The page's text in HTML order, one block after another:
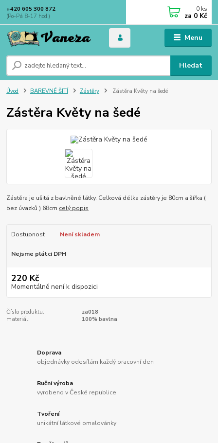
Menu
Hledat
+420 605 300 872
(Po-Pá 8-17 hod.)
0 ks
za 0 Kč
Úvod BAREVNÉ ŠITÍ Zástěry Zástěra Květy na šedé
Zástěra Květy na šedé
Zástěra je ušitá z bavlněné látky. Celková délka zástěry je 80cm a šířka (
bez úvazků ) 68cm celý popis
Dostupnost Není skladem
Nejsme plátci DPH
220 Kč
Momentálně není k dispozici
Číslo produktu:
za018
materiál:
100% bavlna
Doprava
objednávky odesílám každý pracovní den
Ruční výroba
vyrobeno v České republice
Tvoření
unikátní látkové omalovánky